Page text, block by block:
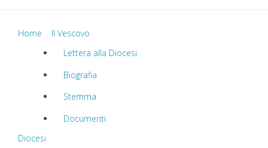
Home
Il Vescovo
Lettera alla Diocesi
Biografia
Stemma
Documenti
Diocesi